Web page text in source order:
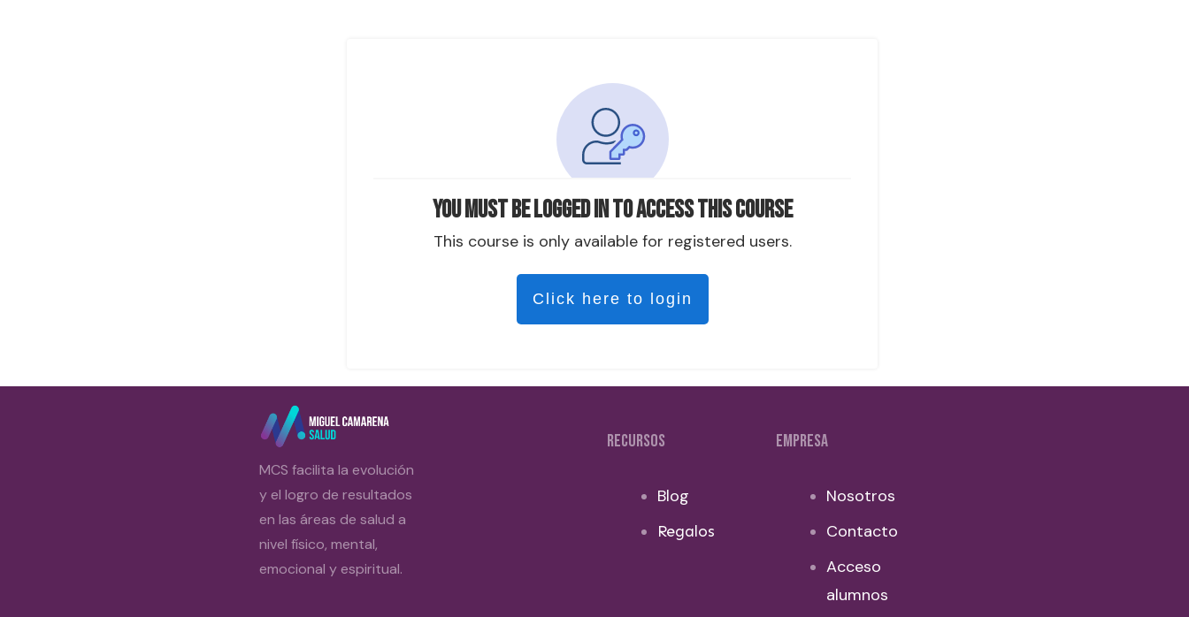
You must be logged in to access this course
This course is only available for registered users.
Click here to login
MCS facilita la evolución
y el logro de resultados
en las áreas de salud a
nivel físico, mental,
emocional y espiritual.
RECURSOS
Blog
Regalos
EMPRESA
Nosotros
Contacto
Acceso
alumnos